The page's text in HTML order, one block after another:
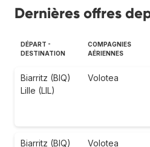
Dernières offres
DÉPART -
DESTINATION
COMPAGNIES
AÉRIENNES
Biarritz (BIQ)
Lille (LIL)
Volotea
Biarritz (BIQ) Volotea